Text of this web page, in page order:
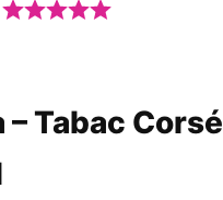
– Tabac Corsé